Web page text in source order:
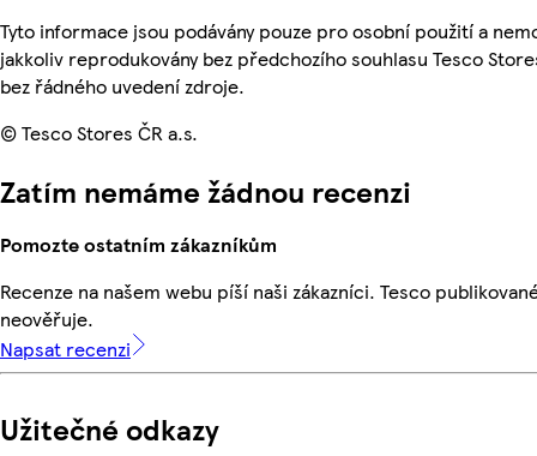
Tyto informace jsou podávány pouze pro osobní použití a
jakkoliv reprodukovány bez předchozího souhlasu Tesco
bez řádného uvedení zdroje.
© Tesco Stores ČR a.s.
Zatím nemáme žádnou recenzi
Pomozte ostatním zákazníkům
Recenze na našem webu píší naši zákazníci. Tesco
neověřuje.
Napsat recenzi
Užitečné odkazy